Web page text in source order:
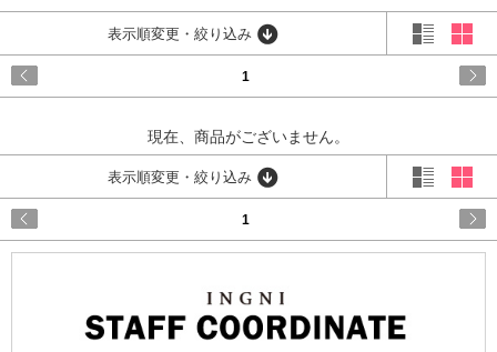
STORE表示順変更・絞り込み
1
現在、商品がございません。
表示順変更・絞り込み
1